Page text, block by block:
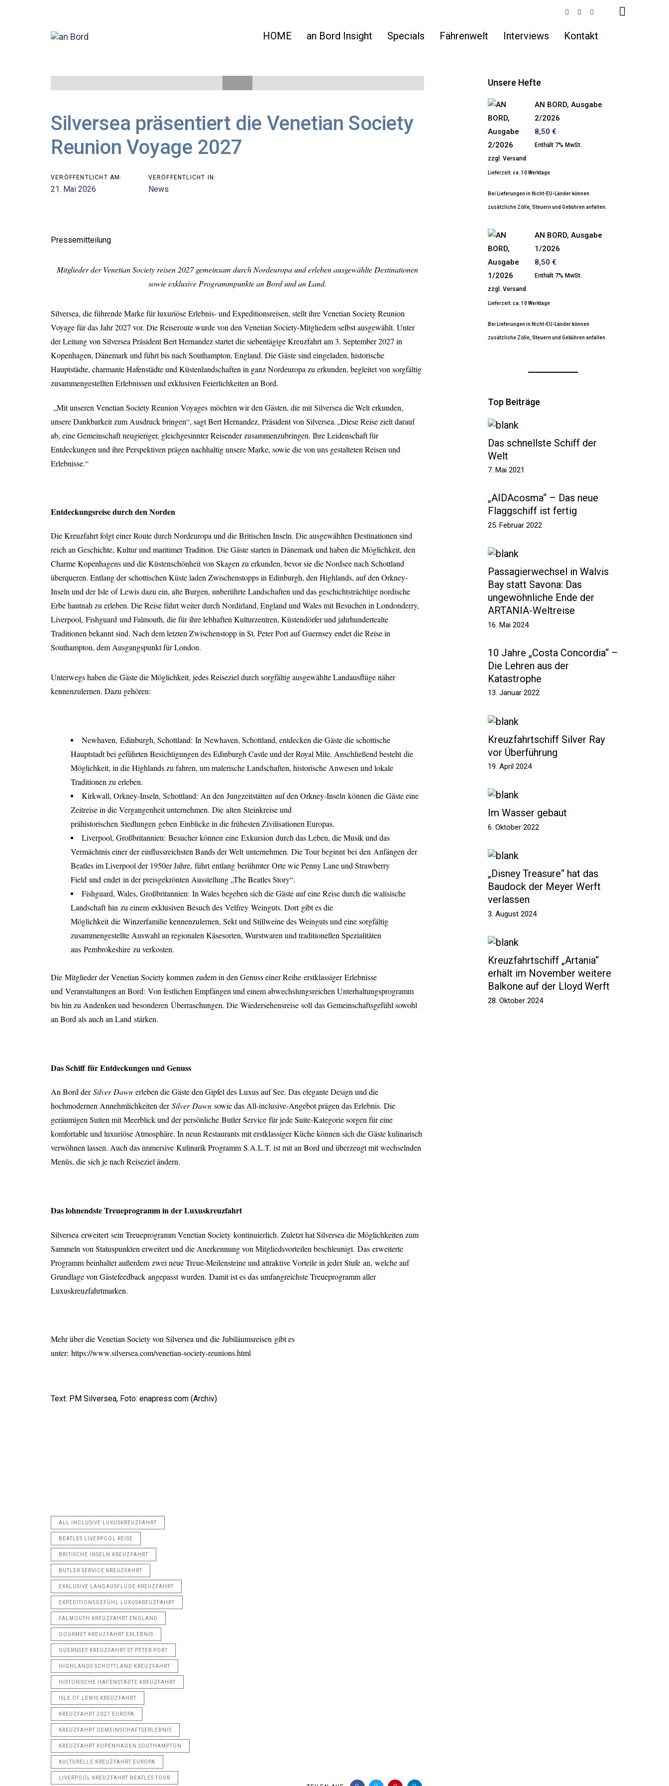
HOME an Bord Insight Specials Fährenwelt Interviews Kontakt
Silversea präsentiert die Venetian Society
Reunion Voyage 2027
VERÖFFENTLICHT AM:
21. Mai 2026
VERÖFFENTLICHT IN:
News
Pressemitteilung
Mitglieder der Venetian Society reisen 2027 gemeinsam durch Nordeuropa und erleben ausgewählte Destinationen
sowie exklusive Programmpunkte an Bord und an Land.
Silversea, die führende Marke für luxuriöse Erlebnis- und Expeditionsreisen, stellt ihre Venetian Society Reunion
Voyage für das Jahr 2027 vor. Die Reiseroute wurde von den Venetian Society-Mitgliedern selbst ausgewählt. Unter
der Leitung von Silversea Präsident Bert Hernandez startet die siebentägige Kreuzfahrt am 3. September 2027 in
Kopenhagen, Dänemark und führt bis nach Southampton, England. Die Gäste sind eingeladen, historische
Hauptstädte, charmante Hafenstädte und Küstenlandschaften in ganz Nordeuropa zu erkunden, begleitet von sorgfältig
zusammengestellten Erlebnissen und exklusiven Feierlichkeiten an Bord.
„Mit unseren Venetian Society Reunion Voyages möchten wir den Gästen, die mit Silversea die Welt erkunden,
unsere Dankbarkeit zum Ausdruck bringen“, sagt Bert Hernandez, Präsident von Silversea. „Diese Reise zielt darauf
ab, eine Gemeinschaft neugieriger, gleichgesinnter Reisender zusammenzubringen. Ihre Leidenschaft für
Entdeckungen und ihre Perspektiven prägen nachhaltig unsere Marke, sowie die von uns gestalteten Reisen und
Erlebnisse.“
Entdeckungsreise durch den Norden
Die Kreuzfahrt folgt einer Route durch Nordeuropa und die Britischen Inseln. Die ausgewählten Destinationen sind
reich an Geschichte, Kultur und maritimer Tradition. Die Gäste starten in Dänemark und haben die Möglichkeit, den
Charme Kopenhagens und die Küstenschönheit von Skagen zu erkunden, bevor sie die Nordsee nach Schottland
überqueren. Entlang der schottischen Küste laden Zwischenstopps in Edinburgh, den Highlands, auf den Orkney-
Inseln und der Isle ofLewis dazu ein, alte Burgen, unberührte Landschaften und das geschichtsträchtige nordische
Erbe hautnah zu erleben. Die Reise führt weiter durch Nordirland, England und Wales mit Besuchen in Londonderry,
Liverpool, Fishguard und Falmouth, die für ihre lebhaften Kulturzentren, Küstendörfer und jahrhundertealte
Traditionen bekannt sind. Nach dem letzten Zwischenstopp in St. Peter Port auf Guernsey endet die Reise in
Southampton, dem Ausgangspunkt für London.
Unterwegs haben die Gäste die Möglichkeit, jedes Reiseziel durch sorgfältig ausgewählte Landausflüge näher
kennenzulernen. Dazu gehören:
Newhaven, Edinburgh, Schottland: In Newhaven, Schottland, entdecken die Gäste die schottische
Hauptstadt bei geführten Besichtigungen des Edinburgh Castle und der Royal Mile. Anschließend bestehtdie
Möglichkeit, in die Highlands zu fahren, um malerische Landschaften, historische Anwesen und lokale
Traditionen zu erleben.
Kirkwall, Orkney-Inseln, Schottland: An den Jungzeitstätten auf den Orkney-Inseln können die Gäste eine
Zeitreise in die Vergangenheit unternehmen. Die alten Steinkreise und
prähistorischen Siedlungen geben Einblicke in die frühesten Zivilisationen Europas.
Liverpool, Großbritannien: Besucher können eine Exkursion durch das Leben, die Musik und das
Vermächtnis einer der einflussreichsten Bands der Weltunternehmen. Die Tour beginntbei den Anfängen der
Beatles im Liverpool der 1950er Jahre, führtentlang berühmterOrte wie Penny Lane und Strawberry
Field und endet in der preisgekrönten Ausstellung „The Beatles Story“.
Fishguard, Wales, Großbritannien: In Wales begeben sich die Gäste auf eine Reise durch die walisische
Landschafthin zu einem exklusiven Besuch des Velfrey Weinguts. Dort gibt es die
Möglichkeitdie Winzerfamilie kennenzulernen, Sekt und Stillweine des Weinguts und eine sorgfältig
zusammengestellte Auswahl an regionalen Käsesorten, Wurstwaren und traditionellen Spezialitäten
aus Pembrokeshire zu verkosten.
Die Mitglieder der Venetian Society kommen zudem in den Genuss einer Reihe erstklassiger Erlebnisse
und Veranstaltungen an Bord: Von festlichen Empfängen und einem abwechslungsreichen Unterhaltungsprogramm
bis hin zu Andenken und besonderen Überraschungen. Die Wiedersehensreise soll das Gemeinschaftsgefühl sowohl
an Bord als auch an Land stärken.
Das Schiff für Entdeckungen und Genuss
An Bord derSilverDawn erleben die Gäste den Gipfel des Luxus auf See. Das elegante Design und die
hochmodernen Annehmlichkeiten derSilverDawn sowie das All-inclusive-Angebot prägen das Erlebnis. Die
geräumigen Suiten mit Meerblick und der persönliche Butler Service für jede Suite-Kategorie sorgen für eine
komfortable und luxuriöse Atmosphäre. In neun Restaurants mit erstklassiger Küche können sich die Gäste kulinarisch
verwöhnen lassen. Auch das immersive Kulinarik ProgrammS.A.L.T. ist mit an Bord und überzeugt mit wechselnden
Menüs, die sich je nach Reiseziel ändern.
Das lohnendste Treueprogramm in der Luxuskreuzfahrt
Silversea erweitertsein Treueprogramm Venetian Society kontinuierlich. Zuletzt hat Silversea die Möglichkeiten zum
Sammeln von Statuspunkten erweitert und die Anerkennung von Mitgliedsvorteilen beschleunigt. Das erweiterte
Programm beinhaltet außerdem zwei neue Treue-Meilensteine und attraktive Vorteile in jeder Stufe an, welche auf
Grundlage von Gästefeedback angepasstwurden. Damit ist es das umfangreichste Treueprogramm aller
Luxuskreuzfahrtmarken.
Mehr über die Venetian Society von Silversea und die Jubiläumsreisen gibt es
unter: https://www.silversea.com/venetian-society-reunions.html
Text: PM Silversea, Foto: enapress.com (Archiv)
ALL INCLUSIVE LUXUSKREUZFAHRT
BEATLES LIVERPOOL REISE
BRITISCHE INSELN KREUZFAHRT
BUTLER SERVICE KREUZFAHRT
EXKLUSIVE LANDAUSFLÜGE KREUZFAHRT
EXPEDITIONSGEFÜHL LUXUSKREUZFAHRT
FALMOUTH KREUZFAHRT ENGLAND
GOURMET KREUZFAHRT ERLEBNIS
GUERNSEY KREUZFAHRT ST PETER PORT
HIGHLANDS SCHOTTLAND KREUZFAHRT
HISTORISCHE HAFENSTÄDTE KREUZFAHRT
ISLE OF LEWIS KREUZFAHRT
KREUZFAHRT 2027 EUROPA
KREUZFAHRT GEMEINSCHAFTSERLEBNIS
KREUZFAHRT KOPENHAGEN SOUTHAMPTON
KULTURELLE KREUZFAHRT EUROPA
LIVERPOOL KREUZFAHRT BEATLES TOUR
Beitragsnavigation Unsere Hefte
AN BORD, Ausgabe
2/2026
8,50 €
Enthält 7% MwSt.
zzgl. Versand
Lieferzeit: ca. 10 Werktage
Bei Lieferungen in Nicht-EU-Länder können
zusätzliche Zölle, Steuern und Gebühren anfallen.
AN BORD, Ausgabe
1/2026
8,50 €
Enthält 7% MwSt.
zzgl. Versand
Lieferzeit: ca. 10 Werktage
Bei Lieferungen in Nicht-EU-Länder können
zusätzliche Zölle, Steuern und Gebühren anfallen.
Top Beiträge
Das schnellste Schiff der
Welt
7. Mai 2021
„AIDAcosma“ – Das neue
Flaggschiff ist fertig
25. Februar 2022
Passagierwechsel in Walvis
Bay statt Savona: Das
ungewöhnliche Ende der
ARTANIA-Weltreise
16. Mai 2024
10 Jahre „Costa Concordia“ –
Die Lehren aus der
Katastrophe
13. Januar 2022
Kreuzfahrtschiff Silver Ray
vor Überführung
19. April 2024
Im Wasser gebaut
6. Oktober 2022
„Disney Treasure“ hat das
Baudock der Meyer Werft
verlassen
3. August 2024
Kreuzfahrtschiff „Artania“
erhält im November weitere
Balkone auf der Lloyd Werft
28. Oktober 2024